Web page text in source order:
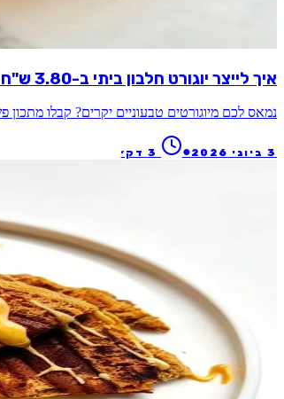
איך לייצר יוגורט חלבון ביתי ב-3.80 ש"ח למנה? (בלי לבשל ובלי ללכלך סירים!)
נמאס לכם מיוגורטים טבעוניים יקרים? קבלו מתכון פשוט
3 ביוני 2026 ●
3 דק׳